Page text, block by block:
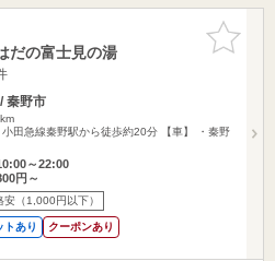
お気に入
りに追加
だの富士見の湯
秦野市
小田急線秦野駅から徒歩約20分 【車】 ・秦野
～22:00
円～
安（1,000円以下）
トあり クーポンあり